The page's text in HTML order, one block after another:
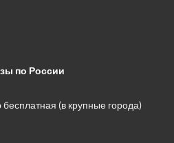
по России
бесплатная (в крупные города)